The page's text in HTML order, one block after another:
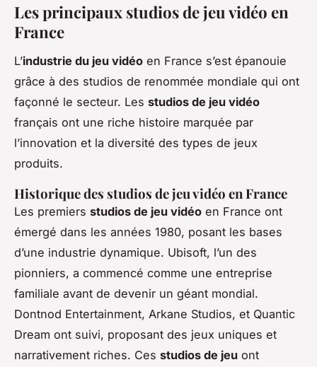
Les principaux studios de jeu vidéo en
France
L’industrie du jeu vidéo en France s’est épanouie
grâce à des studios de renommée mondiale qui ont
façonné le secteur. Les studios de jeu vidéo
français ont une riche histoire marquée par
l’innovation et la diversité des types de jeux
produits.
Historique des studios de jeu vidéo en France
Les premiers studios de jeu vidéo en France ont
émergé dans les années 1980, posant les bases
d’une industrie dynamique. Ubisoft, l’un des
pionniers, a commencé comme une entreprise
familiale avant de devenir un géant mondial.
Dontnod Entertainment, Arkane Studios, et Quantic
Dream ont suivi, proposant des jeux uniques et
narrativement riches. Ces studios de jeu ont